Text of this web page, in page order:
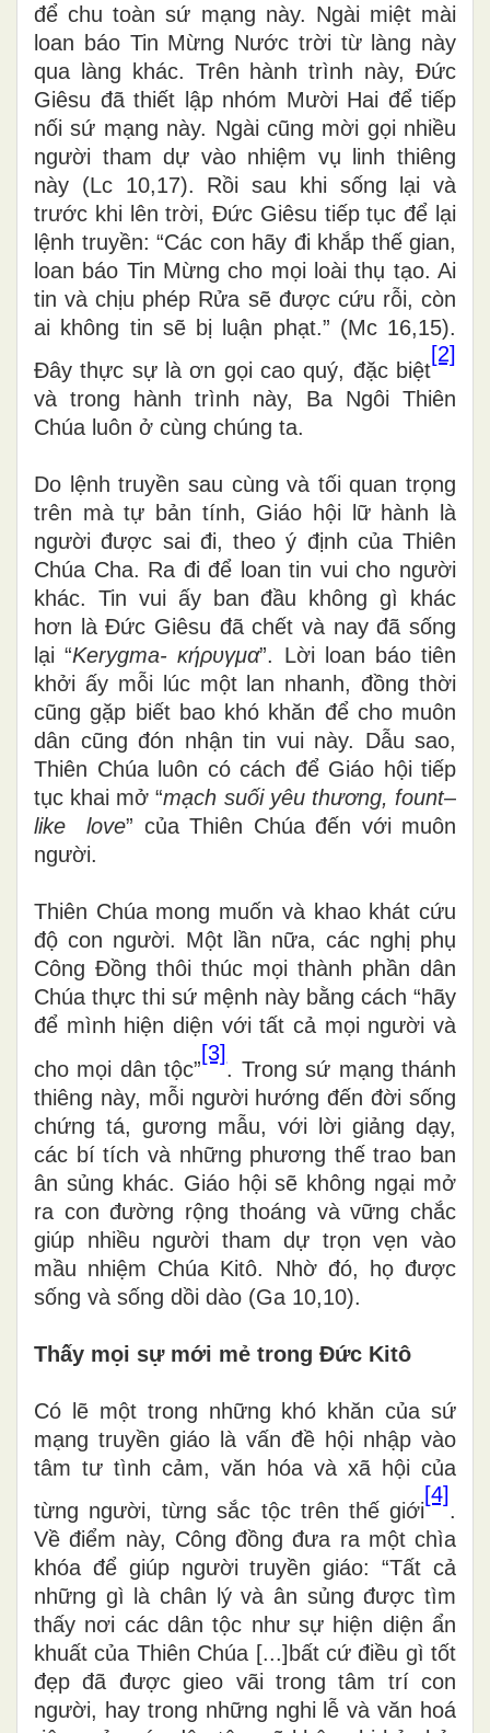
để chu toàn sứ mạng này. Ngài miệt mài
loan báo Tin Mừng Nước trời từ làng này
qua làng khác. Trên hành trình này, Đức
Giêsu đã thiết lập nhóm Mười Hai để tiếp
nối sứ mạng này. Ngài cũng mời gọi nhiều
người tham dự vào nhiệm vụ linh thiêng
này (Lc 10,17). Rồi sau khi sống lại và
trước khi lên trời, Đức Giêsu tiếp tục để lại
lệnh truyền: “Các con hãy đi khắp thế gian,
loan báo Tin Mừng cho mọi loài thụ tạo. Ai
tin và chịu phép Rửa sẽ được cứu rỗi, còn
ai không tin sẽ bị luận phạt.” (Mc 16,15).
Đây thực sự là ơn gọi cao quý, đặc biệt
[2]
và trong hành trình này, Ba Ngôi Thiên
Chúa luôn ở cùng chúng ta.
Do lệnh truyền sau cùng và tối quan trọng
trên mà tự bản tính, Giáo hội lữ hành là
người được sai đi, theo ý định của Thiên
Chúa Cha. Ra đi để loan tin vui cho người
khác. Tin vui ấy ban đầu không gì khác
hơn là Đức Giêsu đã chết và nay đã sống
lại “Kerygma- κήρυγμα”. Lời loan báo tiên
khởi ấy mỗi lúc một lan nhanh, đồng thời
cũng gặp biết bao khó khăn để cho muôn
dân cũng đón nhận tin vui này. Dẫu sao,
Thiên Chúa luôn có cách để Giáo hội tiếp
tục khai mở “mạch suối yêu thương, fount–
like love” của Thiên Chúa đến với muôn
người.
Thiên Chúa mong muốn và khao khát cứu
độ con người. Một lần nữa, các nghị phụ
Công Đồng thôi thúc mọi thành phần dân
Chúa thực thi sứ mệnh này bằng cách “hãy
để mình hiện diện với tất cả mọi người và
cho mọi dân tộc”
[3]
. Trong sứ mạng thánh
thiêng này, mỗi người hướng đến đời sống
chứng tá, gương mẫu, với lời giảng dạy,
các bí tích và những phương thế trao ban
ân sủng khác. Giáo hội sẽ không ngại mở
ra con đường rộng thoáng và vững chắc
giúp nhiều người tham dự trọn vẹn vào
mầu nhiệm Chúa Kitô. Nhờ đó, họ được
sống và sống dồi dào (Ga 10,10).
Thấy mọi sự mới mẻ trong Đức Kitô
Có lẽ một trong những khó khăn của sứ
mạng truyền giáo là vấn đề hội nhập vào
tâm tư tình cảm, văn hóa và xã hội của
từng người, từng sắc tộc trên thế giới
[4]
.
Về điểm này, Công đồng đưa ra một chìa
khóa để giúp người truyền giáo: “Tất cả
những gì là chân lý và ân sủng được tìm
thấy nơi các dân tộc như sự hiện diện ẩn
khuất của Thiên Chúa [...]bất cứ điều gì tốt
đẹp đã được gieo vãi trong tâm trí con
người, hay trong những nghi lễ và văn hoá